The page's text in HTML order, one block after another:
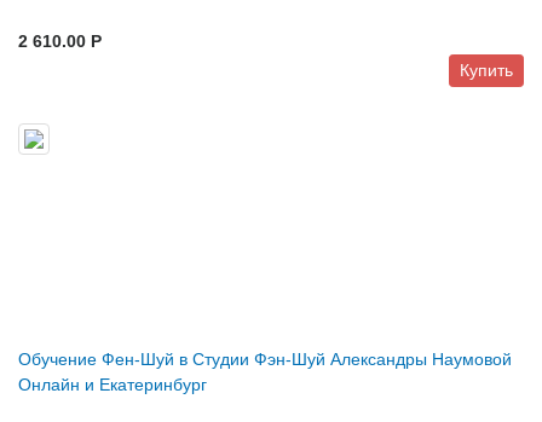
2 610.00 P
Купить
Обучение Фен-Шуй в Студии Фэн-Шуй Александры Наумовой
Онлайн и Екатеринбург